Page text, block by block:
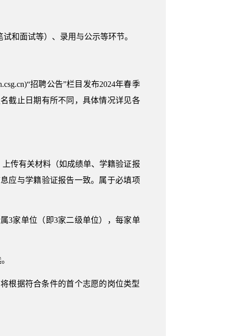
和面试等）、录用与公示等环节。
招聘公告”栏目发布2024年春季
截止日期有所不同，具体情况详见各
传有关材料（如成绩单、学籍验证报
应与学籍验证报告一致。属于必填项
3家单位（即3家二级单位），每家单
根据符合条件的首个志愿的岗位类型